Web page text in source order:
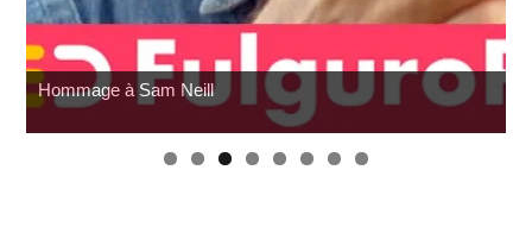
Wonfest : tour d'horizon des éditeurs